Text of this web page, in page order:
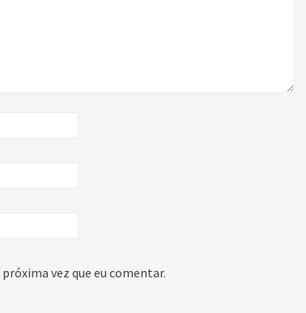
vez que eu comentar.